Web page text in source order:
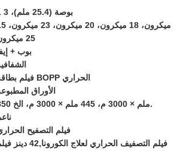
1 بوصة (25.4 ملم)، 3
15 ميكرون، 18 ميكرون،
25 ميكرون
بوب +
فيلم بطاقة BOPP الحراري
الأوراق
350 ملم × 3000 م، 445 ملم × 3000 م، الخ.
فيلم التصفيح
فيلم التصفيف الحراري لعلاج الكورونا,42